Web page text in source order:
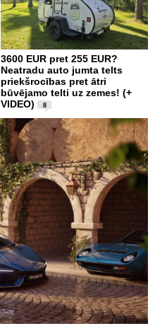
3600 EUR pret 255 EUR?
Neatradu auto jumta telts
priekšrocības pret ātri
būvējamo telti uz zemes! (+
VIDEO)
8